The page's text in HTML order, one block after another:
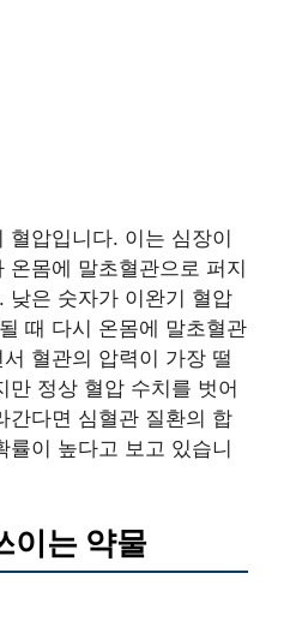
혈압입니다. 이는 심장이
온몸에 말초혈관으로 퍼지
낮은 숫자가 이완기 혈압
때 다시 온몸에 말초혈관
혈관의 압력이 가장 떨
만 정상 혈압 수치를 벗어
간다면 심혈관 질환의 합
률이 높다고 보고 있습니
이는 약물